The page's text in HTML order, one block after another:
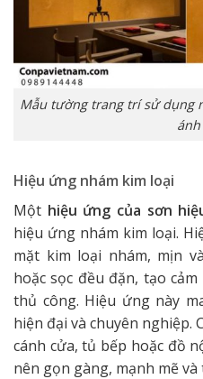
Mẫu tường trang trí sử dụng
Hiệu ứng nhám kim loại
Một hiệu ứng của sơn
hiệu ứng nhám kim loại.
mặt kim loại nhám, mịn
hoặc sọc đều đặn, tạo
thủ công. Hiệu ứng này
hiện đại và chuyên nghiệp.
cánh cửa, tủ bếp hoặc đồ
nên gọn gàng, mạnh mẽ và